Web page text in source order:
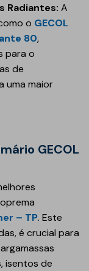
Radiantes: A
o GECOL
80,
para o
de
uma maior
– TP. Este
é crucial para
isentos de